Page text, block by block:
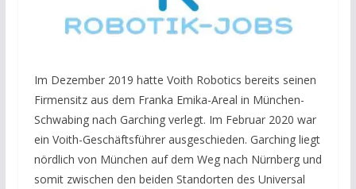
Im Dezember 2019 hatte Voith Robotics bereits seinen
Firmensitz aus dem Franka Emika-Areal in München-
Schwabing nach Garching verlegt. Im Februar 2020 war
ein Voith-Geschäftsführer ausgeschieden. Garching liegt
nördlich von München auf dem Weg nach Nürnberg und
somit zwischen den beiden Standorten des Universal